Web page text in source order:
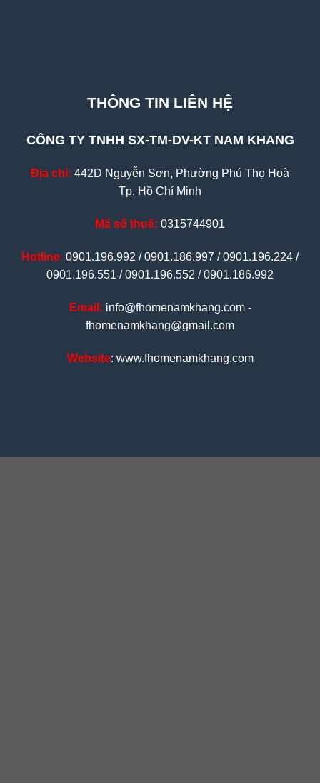
THÔNG TIN LIÊN HỆ
CÔNG TY TNHH SX-TM-DV-KT NAM KHANG
Địa chỉ: 442D Nguyễn Sơn, Phường Phú Thọ Hoà
Tp. Hồ Chí Minh
Mã số thuế: 0315744901
Hotline: 0901.196.992 / 0901.186.997 / 0901.196.224 /
0901.196.551 / 0901.196.552 / 0901.186.992
Email: info@fhomenamkhang.com -
fhomenamkhang@gmail.com
Website: www.fhomenamkhang.com